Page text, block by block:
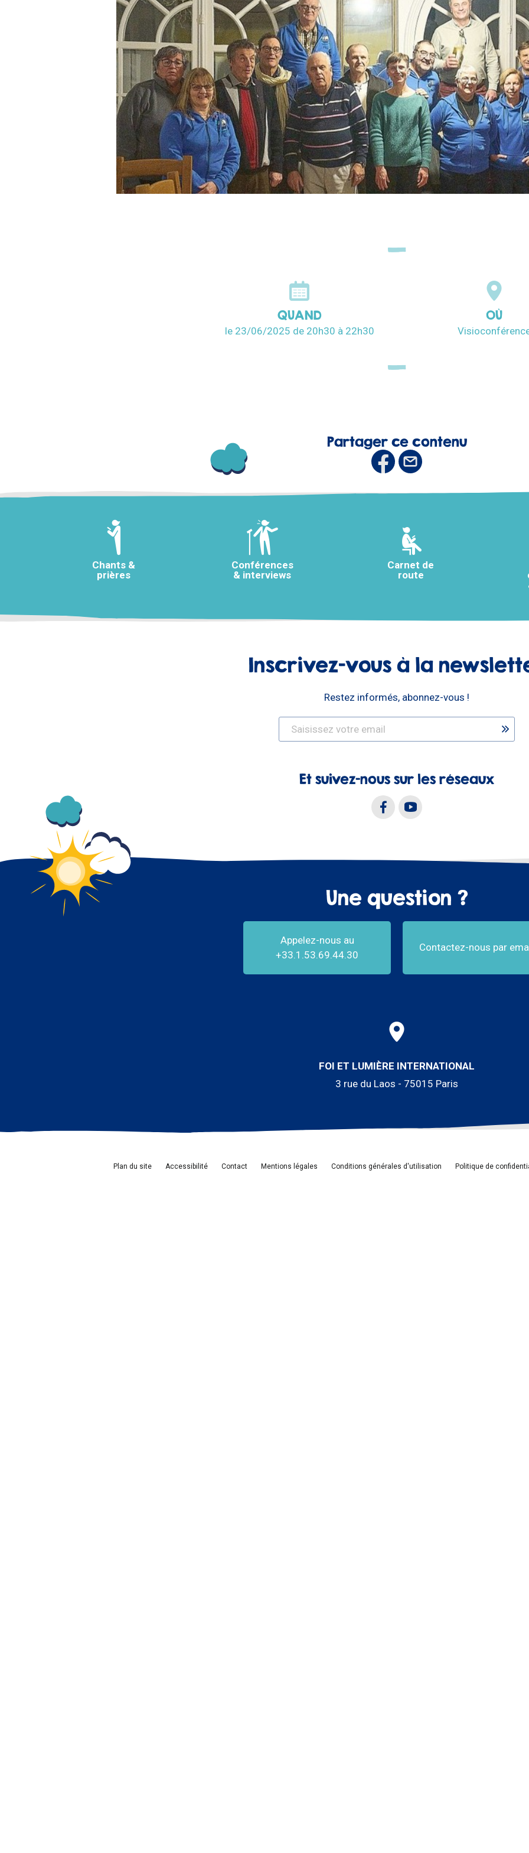
QUAND
le 23/06/2025 de 20h30 à 22h30
OÙ
Partager ce contenu
Chants &
prières
Conférences
& interviews
Carnet de
route
Inscrivez-vous à la
Restez informés, abonnez-vous !
Et suivez-nous sur les réseaux
Une question ?
Appelez-nous au
+33.1.53.69.44.30
Contactez-nous par
FOI ET LUMIÈRE INTERNATIONAL
3 rue du Laos - 75015 Paris
Plan du site Accessibilité Contact Mentions légales Conditions générales d'utilisation Politique de